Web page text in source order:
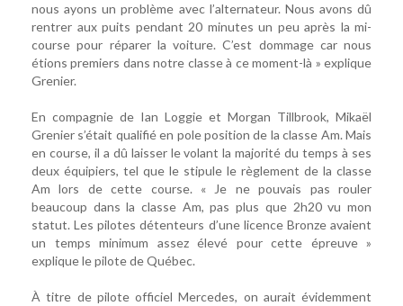
nous ayons un problème avec l’alternateur. Nous avons dû
rentrer aux puits pendant 20 minutes un peu après la mi-
course pour réparer la voiture. C’est dommage car nous
étions premiers dans notre classe à ce moment-là » explique
Grenier.
En compagnie de Ian Loggie et Morgan Tillbrook, Mikaël
Grenier s’était qualifié en pole position de la classe Am. Mais
en course, il a dû laisser le volant la majorité du temps à ses
deux équipiers, tel que le stipule le règlement de la classe
Am lors de cette course. « Je ne pouvais pas rouler
beaucoup dans la classe Am, pas plus que 2h20 vu mon
statut. Les pilotes détenteurs d’une licence Bronze avaient
un temps minimum assez élevé pour cette épreuve »
explique le pilote de Québec.
À titre de pilote officiel Mercedes, on aurait évidemment